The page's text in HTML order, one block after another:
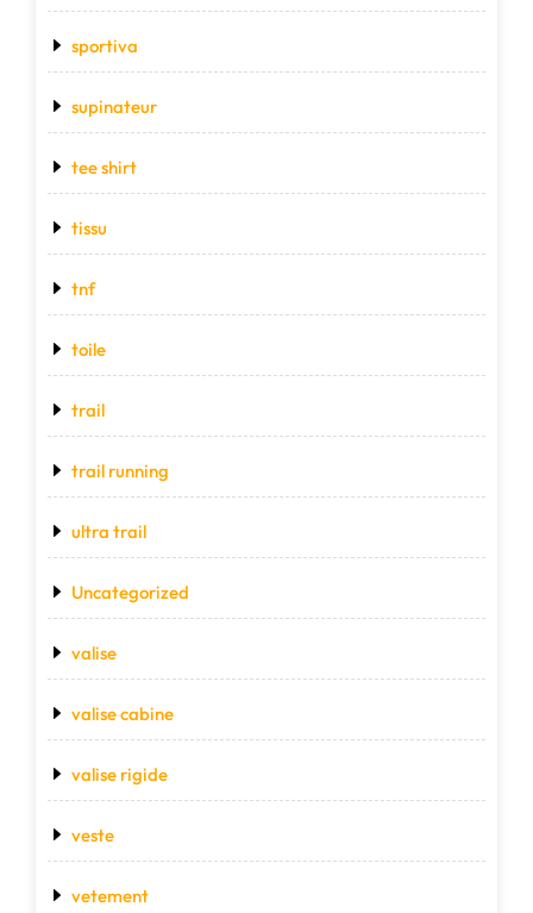
sportiva
supinateur
tee shirt
tissu
tnf
toile
trail
trail running
ultra trail
Uncategorized
valise
valise cabine
valise rigide
veste
vetement